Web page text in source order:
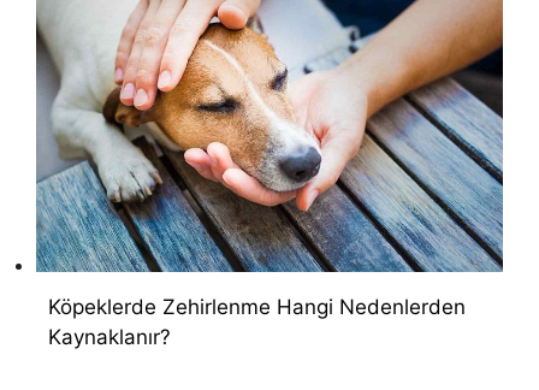
Köpeklerde Zehirlenme Hangi Nedenlerden
Kaynaklanır?